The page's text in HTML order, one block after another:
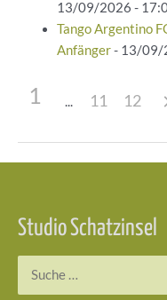
13/09/2026 -
Tango Argentino
Anfänger- 13/09/
1 11 12
Studio Schatzinsel